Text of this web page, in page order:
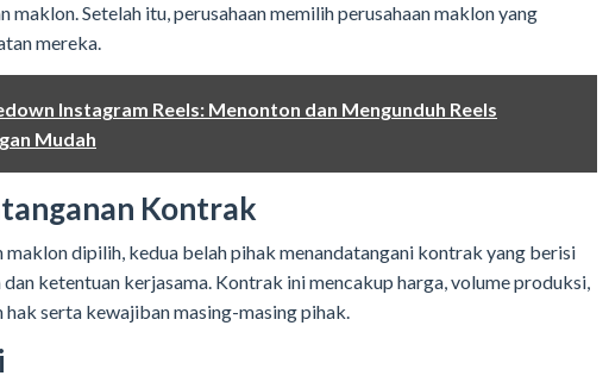
maklon. Setelah itu, perusahaan memilih perusahaan maklon yang
mereka.
Instagram Reels: Menonton dan Mengunduh Reels
Mudah
Kontrak
maklon dipilih, kedua belah pihak menandatangani kontrak yang berisi
ketentuan kerjasama. Kontrak ini mencakup harga, volume produksi,
serta kewajiban masing-masing pihak.